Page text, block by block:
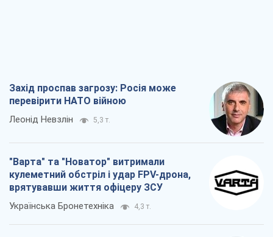
Захід проспав загрозу: Росія може
перевірити НАТО війною
Леонід Невзлін 5,3 т.
"Варта" та "Новатор" витримали
кулеметний обстріл і удар FPV-дрона,
врятувавши життя офіцеру ЗСУ
Українська Бронетехніка 4,3 т.